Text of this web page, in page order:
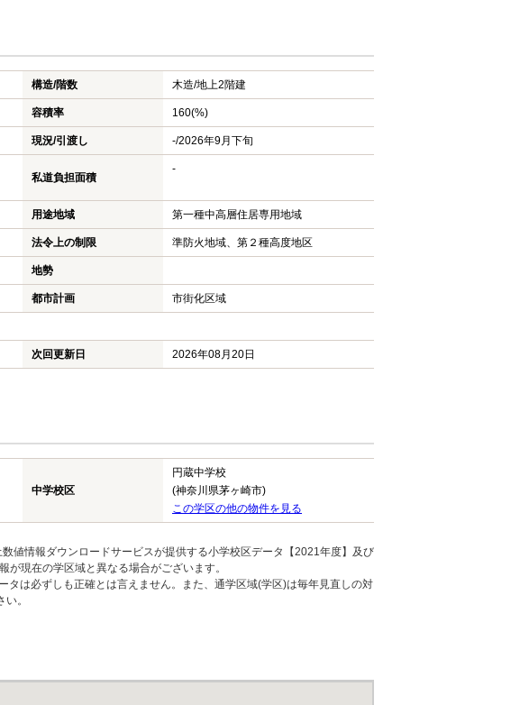
構造/階数 木造/地上2階建
容積率 160(%)
現況/引渡し -/2026年9月下旬
私道負担面積
-
用途地域 第一種中高層住居専用地域
法令上の制限 準防火地域、第２種高度地区
地勢
都市計画 市街化区域
次回更新日
2026年08月20日
中学校区
円蔵中学校
(神奈川県茅ヶ崎市)
この学区の他の物件を見る
値情報ダウンロードサービスが提供する小学校区データ【2021年度】及び
現在の学区域と異なる場合がございます。
タは必ずしも正確とは言えません。また、通学区域(学区)は毎年見直しの対
。